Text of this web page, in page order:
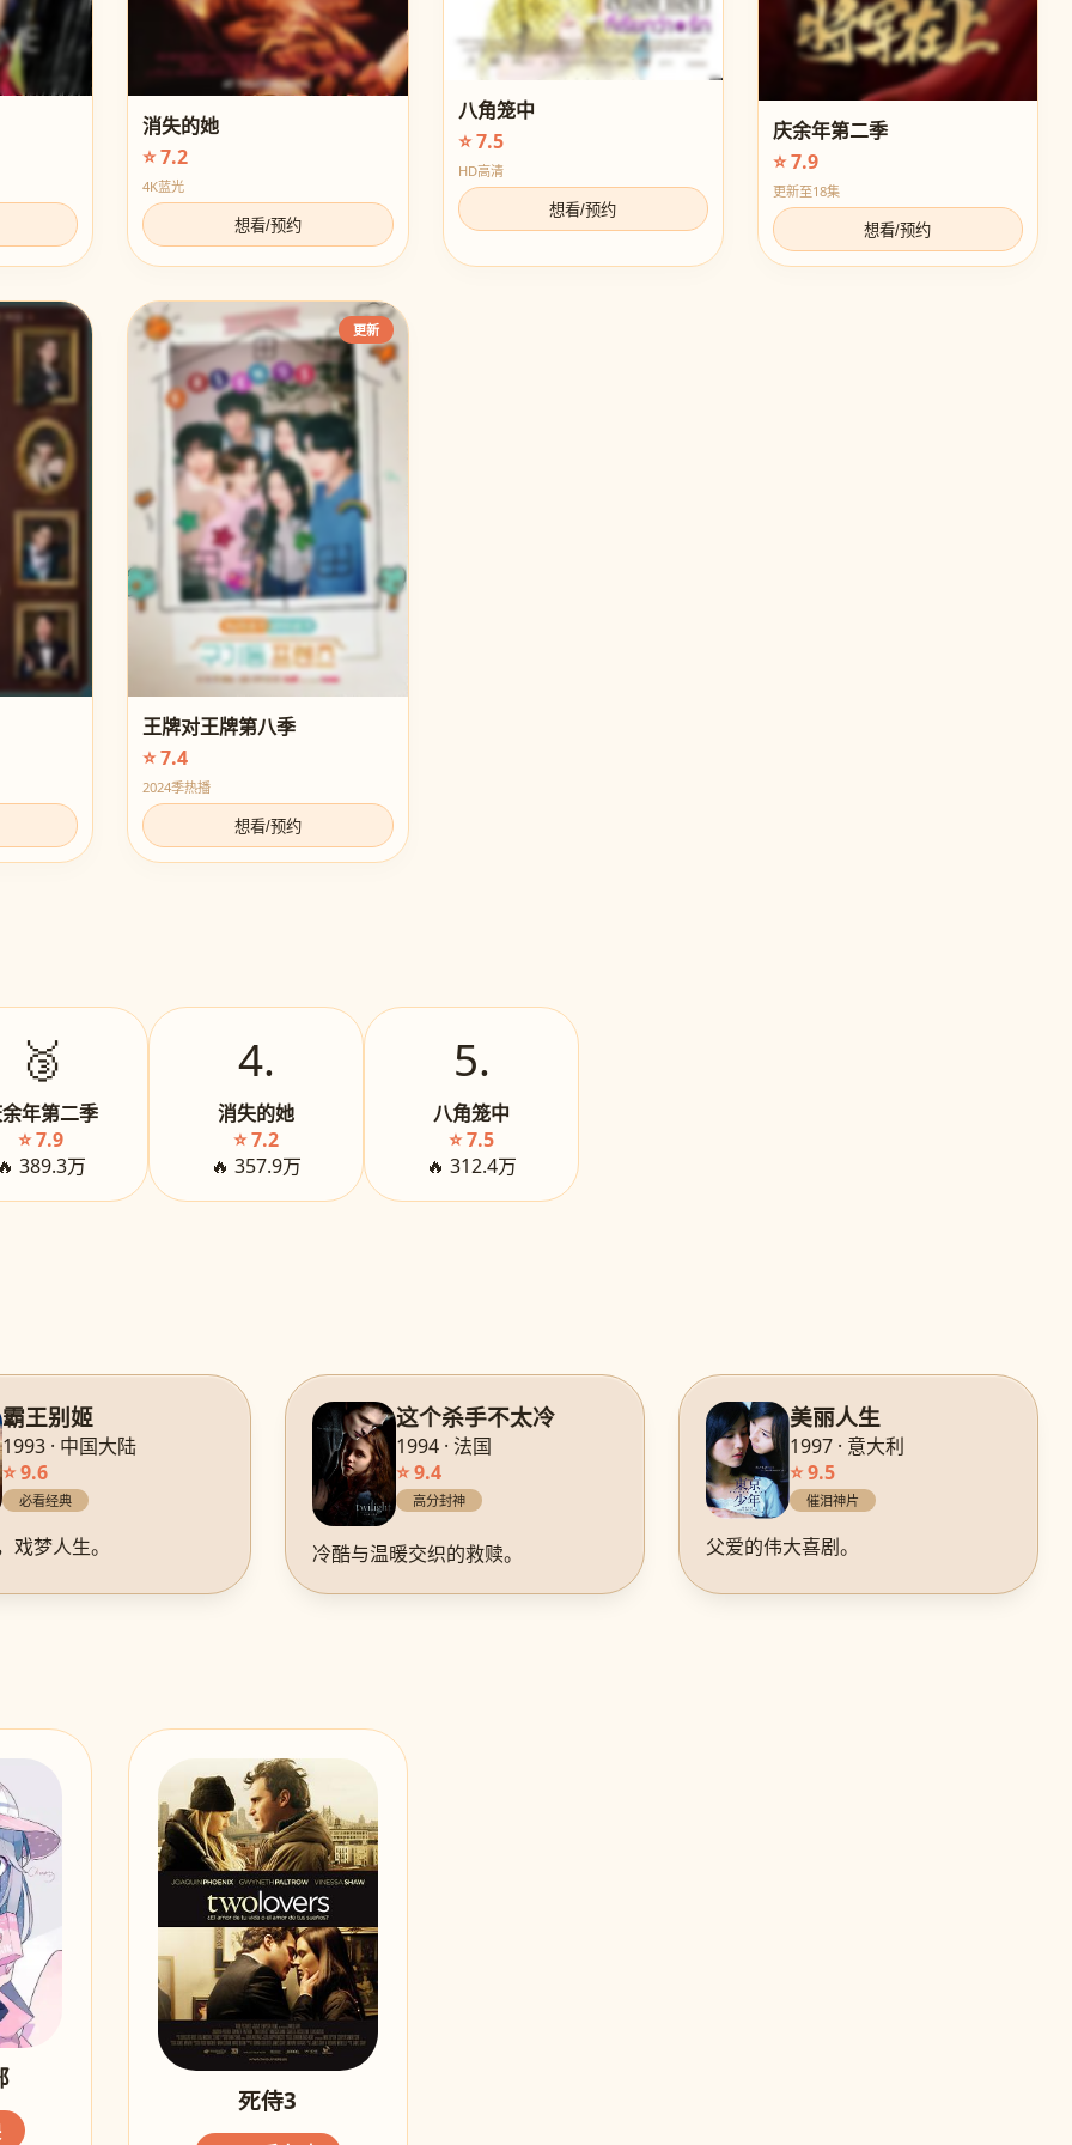
消失的她
⭐ 7.2
4K蓝光
想看/预约
八角笼中
⭐ 7.5
HD高清
想看/预约
庆余年第二季
⭐ 7.9
更新至18集
想看/预约
更新
王牌对王牌第八季
⭐ 7.4
2024季热播
想看/预约
🥉
年第二季
⭐ 7.9
389.3万
4.
消失的她
⭐ 7.2
🔥 357.9万
5.
八角笼中
⭐ 7.5
🔥 312.4万
霸王别姬
1993 · 中国大陆
⭐ 9.6
必看经典
戏梦人生。
这个杀手不太冷
1994 · 法国
⭐ 9.4
高分封神
冷酷与温暖交织的救赎。
美丽人生
1997 · 意大利
⭐ 9.5
催泪神片
父爱的伟大喜剧。
死侍3